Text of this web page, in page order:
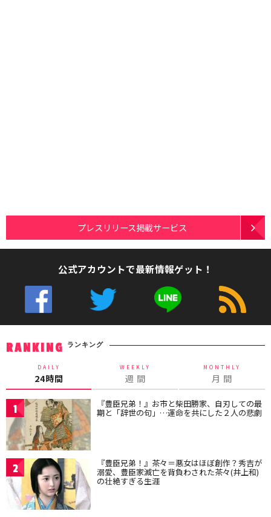
プレスリリース掲載サービス
公式アカウントで最新情報ゲット！
RANKING ランキング
DAILY
24時間
WEEKLY
週 間
MONTHLY
月 間
1 『豊臣兄弟！』お市と柴田勝家、自刃しての最
期と「辞世の句」…運命を共にした２人の悲劇
2 『豊臣兄弟！』茶々＝悪女はほぼ創作？秀吉が
溺愛、豊臣家滅亡を背負わされた茶々(井上和)
の壮絶すぎる生涯